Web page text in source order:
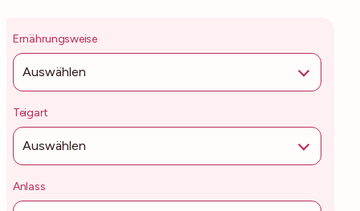
Ernährungsweise
Auswählen
Teigart
Auswählen
Anlass